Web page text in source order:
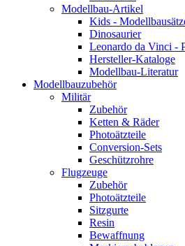
Modellbau-Artikel
Kids -
Dinosaurier
Leonardo da Vinci -
Hersteller-Kataloge
Modellbau-Literatur
Modellbauzubehör
Militär
Zubehör
Ketten & Räder
Photoätzteile
Conversion-Sets
Geschützrohre
Flugzeuge
Zubehör
Photoätzteile
Sitzgurte
Resin
Bewaffnung